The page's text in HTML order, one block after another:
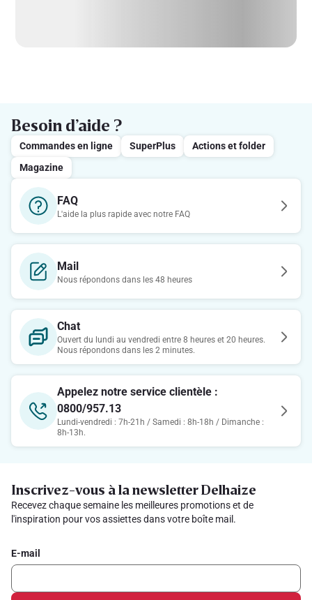
Besoin d’aide ?
Commandes en ligne SuperPlus
Actions et folder
Magazine
FAQ
L'aide la plus rapide avec notre FAQ
Mail
Nous répondons dans les 48 heures
Chat
Ouvert du lundi au vendredi entre 8 heures et 20 heures.
Nous répondons dans les 2 minutes.
Appelez notre service clientèle :
0800/957.13
Lundi-vendredi : 7h-21h / Samedi : 8h-18h / Dimanche :
8h-13h.
Inscrivez-vous à la newsletter Delhaize
Recevez chaque semaine les meilleures promotions et de
l'inspiration pour vos assiettes dans votre boîte mail.
E-mail